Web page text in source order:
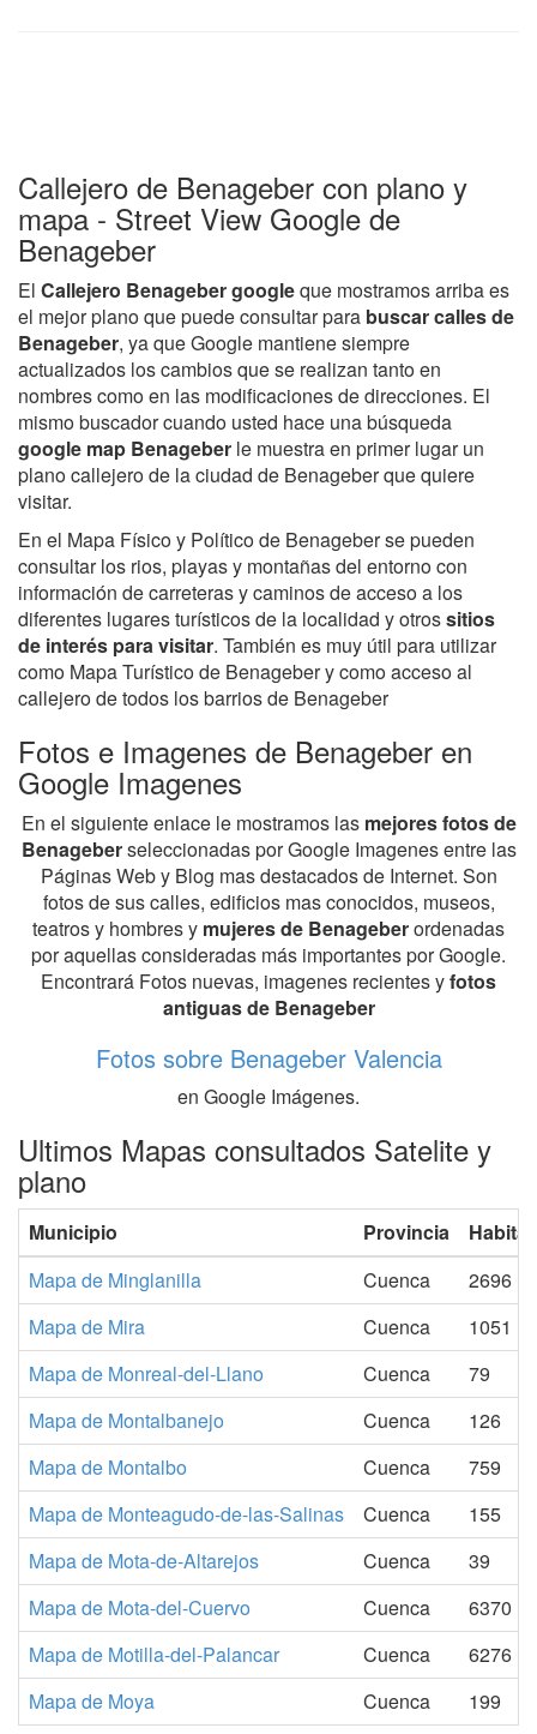
Callejero de Benageber con plano y
mapa - Street View Google de
Benageber
El Callejero Benageber googleque mostramos arriba es
el mejor plano que puede consultar para buscar calles de
Benageber, ya que Google mantiene siempre
actualizados los cambios que se realizan tanto en
nombres como en las modificaciones de direcciones. El
mismo buscador cuando usted hace una búsqueda
google map Benageber le muestra en primer lugar un
plano callejero de la ciudad de Benageber que quiere
visitar.
En el Mapa Físico y Político de Benageber se pueden
consultar los rios, playas y montañas del entorno con
información de carreteras y caminos de acceso a los
diferentes lugares turísticos de la localidad y otrossitios
de interés para visitar. También es muy útil para utilizar
como Mapa Turístico de Benageber y como acceso al
callejero de todos los barrios de Benageber
Fotos e Imagenes de Benageber en
Google Imagenes
En el siguiente enlace le mostramos las mejores fotos de
Benageberseleccionadas por Google Imagenes entre las
Páginas Web y Blog mas destacados de Internet. Son
fotos de sus calles, edificios mas conocidos, museos,
teatros y hombres y mujeres de Benageberordenadas
por aquellas consideradas más importantes por Google.
Encontrará Fotos nuevas, imagenes recientes yfotos
antiguas de Benageber
Fotos sobre Benageber Valencia
en Google Imágenes.
Ultimos Mapas consultados Satelite y
plano
Municipio Provincia
Mapa de Minglanilla
Cuenca
2696
Mapa de Mira
Cuenca
1051
Mapa de Monreal-del-Llano
Cuenca
79
Mapa de Montalbanejo
Cuenca
126
Mapa de Montalbo
Cuenca
759
Mapa de Monteagudo-de-las-Salinas
Cuenca
155
Mapa de Mota-de-Altarejos
Cuenca
39
Mapa de Mota-del-Cuervo
Cuenca
6370
Mapa de Motilla-del-Palancar
Cuenca
6276
Mapa de Moya
Cuenca 199